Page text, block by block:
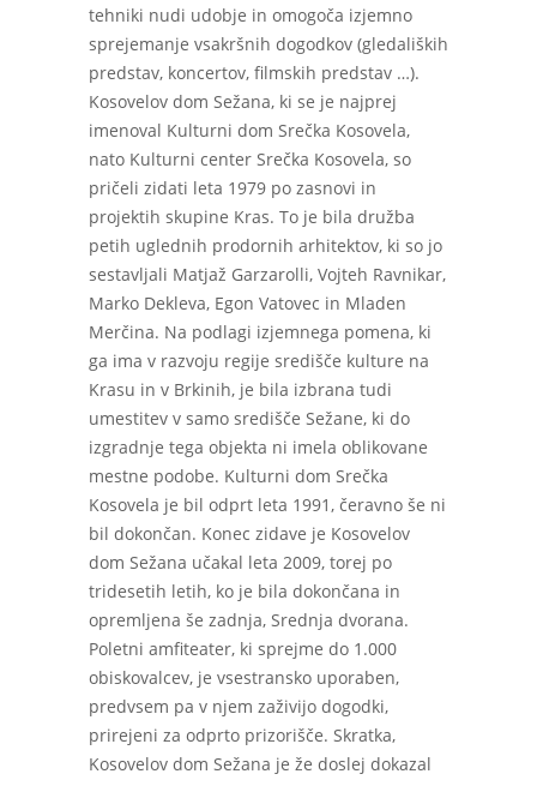
tehniki nudi udobje in omogoča izjemno
sprejemanje vsakršnih dogodkov (gledaliških
predstav, koncertov, filmskih predstav …).
Kosovelov dom Sežana, ki se je najprej
imenoval Kulturni dom Srečka Kosovela,
nato Kulturni center Srečka Kosovela, so
pričeli zidati leta 1979 po zasnovi in
projektih skupine Kras. To je bila družba
petih uglednih prodornih arhitektov, ki so jo
sestavljali Matjaž Garzarolli, Vojteh Ravnikar,
Marko Dekleva, Egon Vatovec in Mladen
Merčina. Na podlagi izjemnega pomena, ki
ga ima v razvoju regije središče kulture na
Krasu in v Brkinih, je bila izbrana tudi
umestitev v samo središče Sežane, ki do
izgradnje tega objekta ni imela oblikovane
mestne podobe. Kulturni dom Srečka
Kosovela je bil odprt leta 1991, čeravno še ni
bil dokončan. Konec zidave je Kosovelov
dom Sežana učakal leta 2009, torej po
tridesetih letih, ko je bila dokončana in
opremljena še zadnja, Srednja dvorana.
Poletni amfiteater, ki sprejme do 1.000
obiskovalcev, je vsestransko uporaben,
predvsem pa v njem zaživijo dogodki,
prirejeni za odprto prizorišče. Skratka,
Kosovelov dom Sežana je že doslej dokazal